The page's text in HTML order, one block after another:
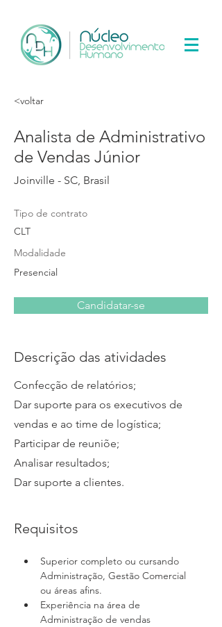
<voltar
Analista de Administrativo
de Vendas Júnior
Joinville - SC, Brasil
Tipo de contrato
CLT
Modalidade
Presencial
Candidatar-se
Descrição das atividades
Confecção de relatórios;
Dar suporte para os executivos de
vendas e ao time de logística;
Participar de reuniõe;
Analisar resultados;
Dar suporte a clientes.
Requisitos
Superior completo ou cursando
Administração, Gestão Comercial
ou áreas afins.
Experiência na área de
Administração de vendas